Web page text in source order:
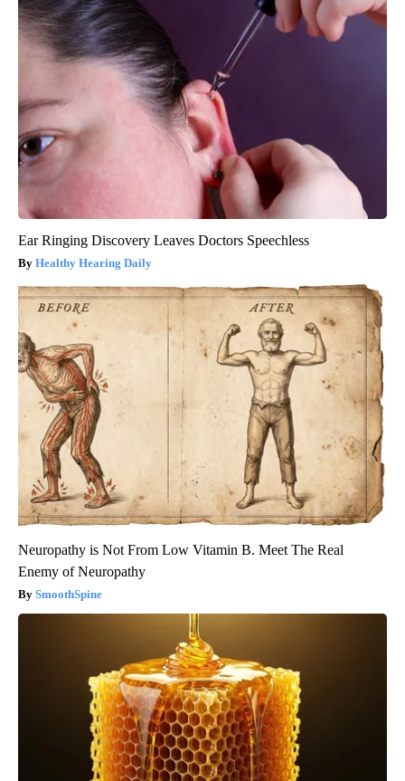
Ear Ringing Discovery Leaves Doctors Speechless
Healthy Hearing Daily
Neuropathy is Not From Low Vitamin B. Meet The Real
Enemy of Neuropathy
SmoothSpine